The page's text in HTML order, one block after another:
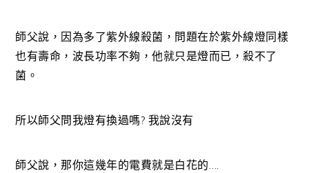
師父說，因為多了紫外線殺菌，問題在於紫外線燈同樣
也有壽命，波長功率不夠，他就只是燈而已，殺不了
菌。
所以師父問我燈有換過嗎? 我說沒有
師父說，那你這幾年的電費就是白花的….